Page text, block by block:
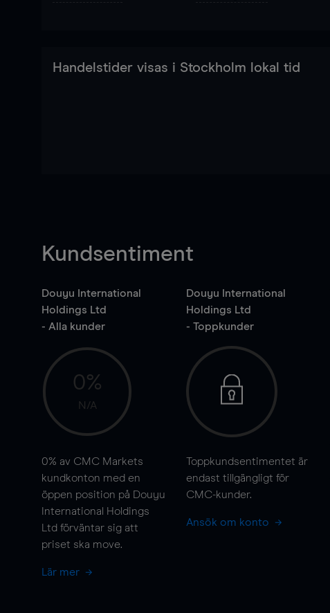
Handelstider visas i Stockholm lokal tid
Kundsentiment
Douyu International
Holdings Ltd
- Alla kunder
0%
N/A
0% av CMC Markets
kundkonton med en
öppen position på Douyu
International Holdings
Ltd förväntar sig att
priset ska move.
Lär mer
Douyu International
Holdings Ltd
- Toppkunder
Toppkundsentimentet är
endast tillgängligt för
CMC-kunder.
Ansök om konto